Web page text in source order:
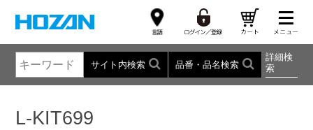
サイト内検索 品番・品名検索
詳細検
索
L-KIT699